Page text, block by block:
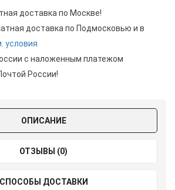
доставка по Москве!
доставка по Подмосковью и в
условия
с наложенным платежом
России!
ОПИСАНИЕ
ОТЗЫВЫ (0)
СПОСОБЫ ДОСТАВКИ